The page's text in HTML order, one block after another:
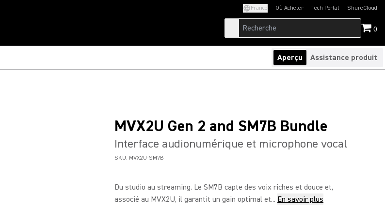
France Où Acheter Tech Portal
(Opens in a new tab)ShureCloud
(Opens in a new
0
Aperçu Assistance produit
MVX2U Gen 2 and SM7B Bundle
Interface audionumérique et microphone vocal
SKU: MVX2U-SM7B
Du studio au streaming. Le SM7B capte des voix riches et douce et,
associé au MVX2U, il garantit un gain optimal et... En savoir plus